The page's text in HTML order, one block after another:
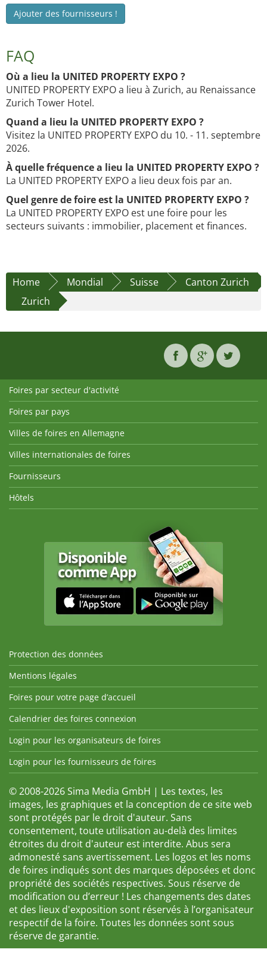
Ajouter des fournisseurs !
FAQ
Où a lieu la UNITED PROPERTY EXPO ?
UNITED PROPERTY EXPO a lieu à Zurich, au Renaissance
Zurich Tower Hotel.
Quand a lieu la UNITED PROPERTY EXPO ?
Visitez la UNITED PROPERTY EXPO du 10. - 11. septembre
2026.
À quelle fréquence a lieu la UNITED PROPERTY EXPO ?
La UNITED PROPERTY EXPO a lieu deux fois par an.
Quel genre de foire est la UNITED PROPERTY EXPO ?
La UNITED PROPERTY EXPO est une foire pour les
secteurs suivants : immobilier, placement et finances.
Home Mondial Suisse
Canton Zurich
Zurich
Foires par secteur d'activité
Foires par pays
Villes de foires en Allemagne
Villes internationales de foires
Fournisseurs
Hôtels
Protection des données
Mentions légales
Foires pour votre page d’accueil
Calendrier des foires connexion
Login pour les organisateurs de foires
Login pour les fournisseurs de foires
© 2008-2026 Sima Media GmbH | Les textes, les
images, les graphiques et la conception de ce site web
sont protégés par le droit d'auteur. Sans
consentement, toute utilisation au-delà des limites
étroites du droit d'auteur est interdite. Abus sera
admonesté sans avertissement. Les logos et les noms
de foires indiqués sont des marques déposées et donc
propriété des sociétés respectives. Sous réserve de
modification ou d’erreur ! Les changements des dates
et des lieux d'exposition sont réservés à l’organisateur
respectif de la foire. Toutes les données sont sous
réserve de garantie.